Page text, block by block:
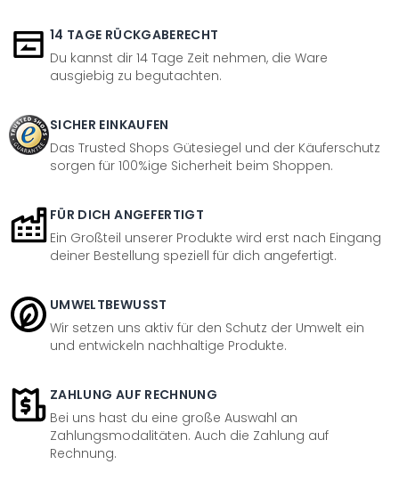
14 TAGE RÜCKGABERECHT
Du kannst dir 14 Tage Zeit nehmen, die Ware
ausgiebig zu begutachten.
SICHER EINKAUFEN
Das Trusted Shops Gütesiegel und der Käuferschutz
sorgen für 100%ige Sicherheit beim Shoppen.
FÜR DICH ANGEFERTIGT
Ein Großteil unserer Produkte wird erst nach Eingang
deiner Bestellung speziell für dich angefertigt.
UMWELTBEWUSST
Wir setzen uns aktiv für den Schutz der Umwelt ein
und entwickeln nachhaltige Produkte.
ZAHLUNG AUF RECHNUNG
Bei uns hast du eine große Auswahl an
Zahlungsmodalitäten. Auch die Zahlung auf
Rechnung.